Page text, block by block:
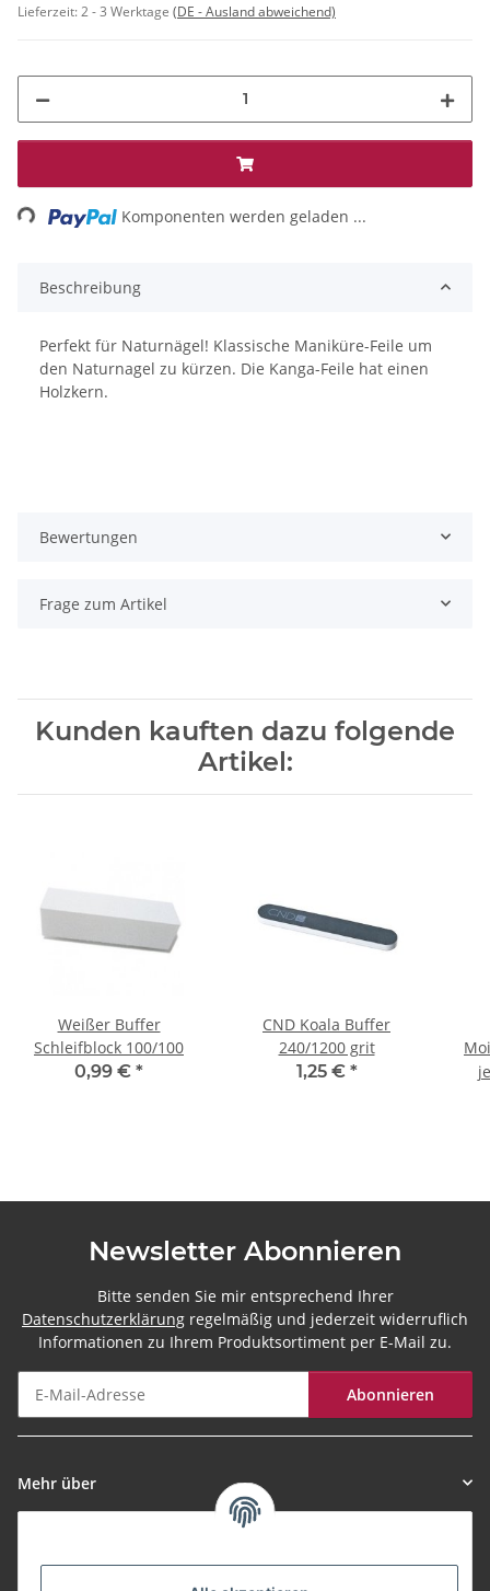
Lieferzeit:2 - 3 Werktage (DE - Ausland abweichend)
Komponenten werden geladen ...
Beschreibung
Perfekt für Naturnägel! Klassische Maniküre-Feile um
den Naturnagel zu kürzen. Die Kanga-Feile hat einen
Holzkern.
Bewertungen
Frage zum Artikel
Kunden kauften dazu folgende
Artikel:
Weißer Buffer
Schleifblock 100/100
0,99 € *
CND Koala Buffer
240/1200 grit
1,25 € *
Newsletter Abonnieren
Bitte senden Sie mir entsprechend Ihrer
Datenschutzerklärung regelmäßig und jederzeit widerruflich
Informationen zu Ihrem Produktsortiment per E-Mail zu.
Abonnieren
Mehr über